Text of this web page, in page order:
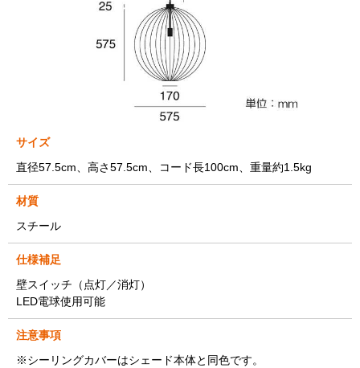
サイズ
直径57.5cm、高さ57.5cm、コード長100cm、重量約1.5kg
材質
スチール
仕様補足
壁スイッチ（点灯／消灯）
LED電球使用可能
注意事項
※シーリングカバーはシェード本体と同色です。